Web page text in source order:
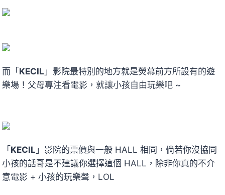
而「KECIL 」影院最特別的地方就是熒幕前方所設有的遊
樂場！父母專注看電影，就讓小孩自由玩樂吧 ~
「KECIL 」影院的票價與一般 HALL 相同，倘若你沒協同
小孩的話哥是不建議你選擇這個 HALL，除非你真的不介
意電影 + 小孩的玩樂聲，LOL